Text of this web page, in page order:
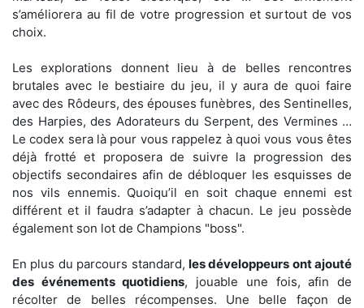
s’améliorera au fil de votre progression et surtout de vos
choix.
Les explorations donnent lieu à de belles rencontres
brutales avec le bestiaire du jeu, il y aura de quoi faire
avec des Rôdeurs, des épouses funèbres, des Sentinelles,
des Harpies, des Adorateurs du Serpent, des Vermines …
Le codex sera là pour vous rappelez à quoi vous vous êtes
déjà frotté et proposera de suivre la progression des
objectifs secondaires afin de débloquer les esquisses de
nos vils ennemis. Quoiqu’il en soit chaque ennemi est
différent et il faudra s’adapter à chacun. Le jeu possède
également son lot de Champions "boss".
En plus du parcours standard, les développeurs ont ajouté
des événements quotidiens, jouable une fois, afin de
récolter de belles récompenses. Une belle façon de